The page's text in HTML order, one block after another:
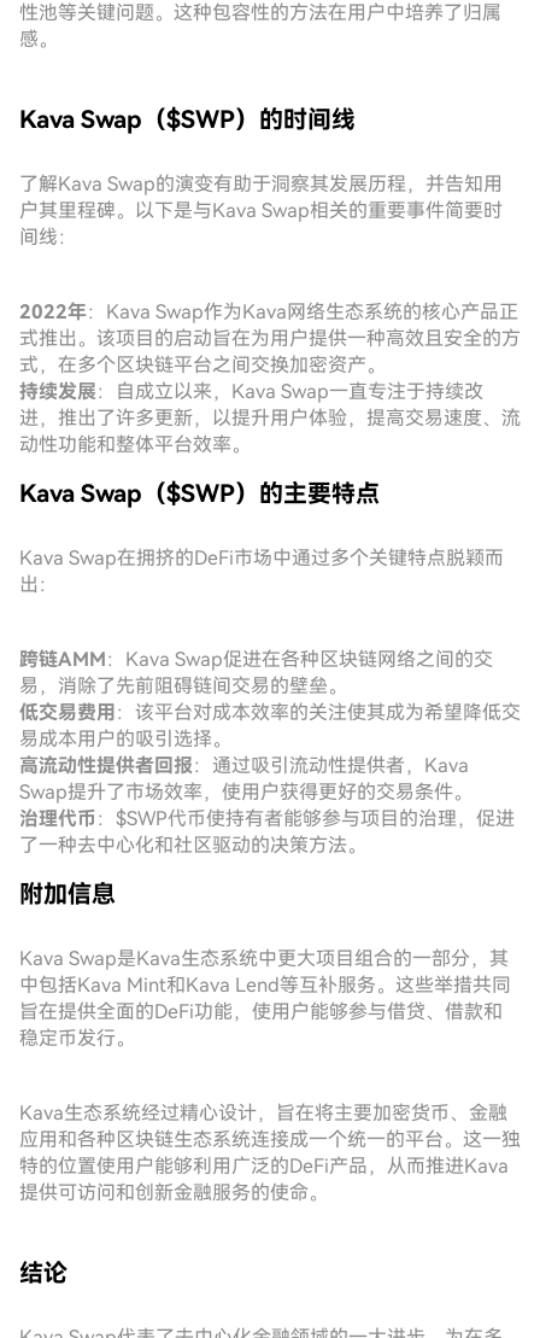
性池等关键问题。这种包容性的方法在用户中培养了归属
感。
Kava Swap（$SWP）的时间线
了解Kava Swap的演变有助于洞察其发展历程，并告知用
户其里程碑。以下是与Kava Swap相关的重要事件简要时
间线：
2022年：Kava Swap作为Kava网络生态系统的核心产品正
式推出。该项目的启动旨在为用户提供一种高效且安全的方
式，在多个区块链平台之间交换加密资产。
持续发展：自成立以来，Kava Swap一直专注于持续改
进，推出了许多更新，以提升用户体验，提高交易速度、流
动性功能和整体平台效率。
Kava Swap（$SWP）的主要特点
Kava Swap在拥挤的DeFi市场中通过多个关键特点脱颖而
出：
跨链AMM：Kava Swap促进在各种区块链网络之间的交
易，消除了先前阻碍链间交易的壁垒。
低交易费用 ：该平台对成本效率的关注使其成为希望降低交
易成本用户的吸引选择。
高流动性提供者回报：通过吸引流动性提供者，Kava
Swap提升了市场效率，使用户获得更好的交易条件。
治理代币：$SWP代币使持有者能够参与项目的治理，促进
了一种去中心化和社区驱动的决策方法。
附加信息
Kava Swap是Kava生态系统中更大项目组合的一部分，其
中包括Kava Mint和Kava Lend等互补服务。这些举措共同
旨在提供全面的DeFi功能，使用户能够参与借贷、借款和
稳定币发行。
Kava生态系统经过精心设计，旨在将主要加密货币、金融
应用和各种区块链生态系统连接成一个统一的平台。这一独
特的位置使用户能够利用广泛的DeFi产品，从而推进Kava
提供可访问和创新金融服务的使命。
结论